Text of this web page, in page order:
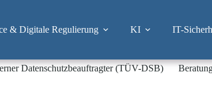
& Digitale Regulierung KI IT-
Datenschutzbeauftragter (TÜV-DSB)